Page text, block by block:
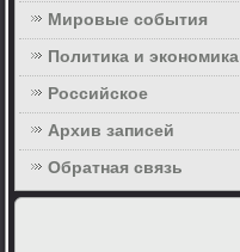
Мировые события
Политика и экономика
Российское
Архив записей
Обратная связь